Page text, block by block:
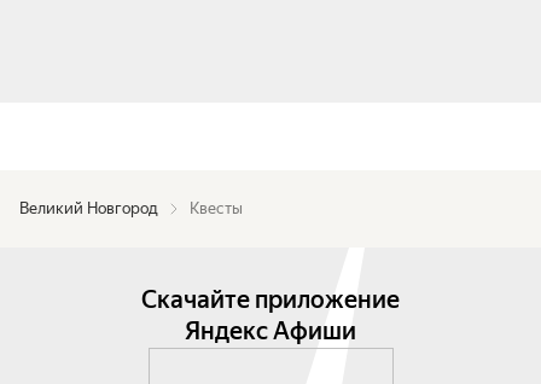
Великий Новгород Квесты
Скачайте приложение
Яндекс Афиши